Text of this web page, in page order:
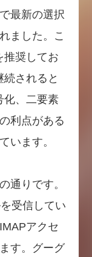
最新の選択
ました。こ
推奨してお
されると
化、二要素
利点がある
います。
通りです。
受信してい
アクセ
す。グーグ